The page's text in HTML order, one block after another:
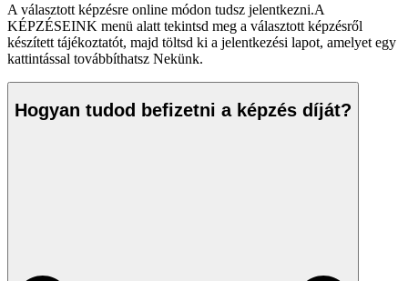
A választott képzésre online módon tudsz jelentkezni.A
KÉPZÉSEINK menü alatt tekintsd meg a választott képzésről
készített tájékoztatót, majd töltsd ki a jelentkezési lapot, amelyet egy
kattintással továbbíthatsz Nekünk.
Hogyan tudod befizetni a képzés díját?